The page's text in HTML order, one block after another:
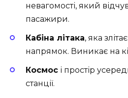
невагомості, який
пасажири.
Кабіна літака, яка
напрямок. Виникає на
Космос і простір
станції.